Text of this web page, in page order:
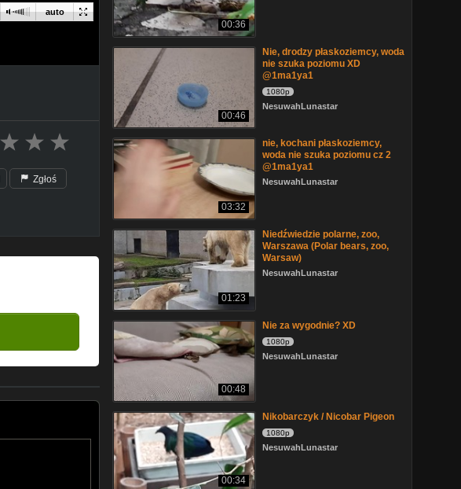
auto
Zgłoś
00:36
00:46
Nie, drodzy płaskoziemcy, woda
nie szuka poziomu XD
@1ma1ya1
1080p
NesuwahLunastar
03:32
nie, kochani płaskoziemcy,
woda nie szuka poziomu cz 2
@1ma1ya1
NesuwahLunastar
01:23
Niedźwiedzie polarne, zoo,
Warszawa (Polar bears, zoo,
Warsaw)
NesuwahLunastar
00:48
Nie za wygodnie? XD
1080p
NesuwahLunastar
00:34
Nikobarczyk / Nicobar Pigeon
1080p
NesuwahLunastar